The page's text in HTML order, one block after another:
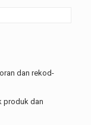
dan rekod-
produk dan